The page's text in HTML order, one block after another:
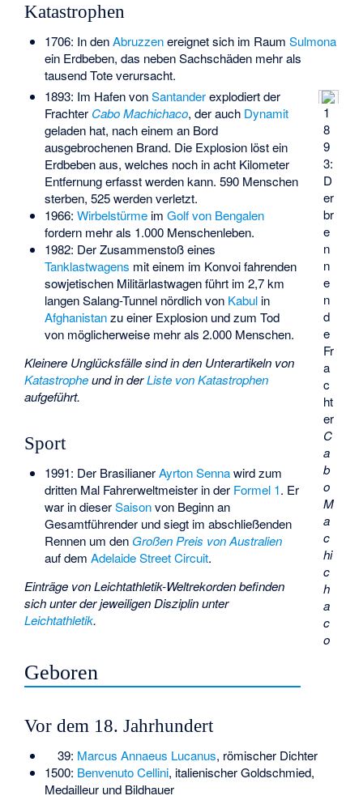
Katastrophen
1706: In denAbruzzenereignet sich im Raum Sulmona
ein Erdbeben, das neben Sachschäden mehr als
tausend Tote verursacht.
1
8
9
3:
D
er
br
e
n
n
e
n
d
e
Fr
a
c
ht
er
C
a
b
o
M
a
c
hi
c
h
a
c
o
1893: Im Hafen vonSantanderexplodiert der
Frachter Cabo Machichaco, der auch Dynamit
geladen hat, nach einem an Bord
ausgebrochenen Brand. Die Explosion löst ein
Erdbeben aus, welches noch in acht Kilometer
Entfernung erfasst werden kann. 590 Menschen
sterben, 525 werden verletzt.
1966: Wirbelstürmeim Golf von Bengalen
fordern mehr als 1.000 Menschenleben.
1982: Der Zusammenstoß eines
Tanklastwagens mit einem im Konvoi fahrenden
sowjetischen Militärlastwagen führt im 2,7 km
langenSalang-Tunnelnördlich von Kabulin
Afghanistanzu einer Explosion und zum Tod
von möglicherweise mehr als 2.000 Menschen.
Kleinere Unglücksfälle sind in den Unterartikeln von
Katastropheund in derListe von Katastrophen
aufgeführt.
Sport
1991: Der BrasilianerAyrton Sennawird zum
dritten Mal Fahrerweltmeister in der Formel 1. Er
war in dieserSaisonvon Beginn an
Gesamtführender und siegt im abschließenden
Rennen um den Großen Preis von Australien
auf dem Adelaide Street Circuit.
Einträge von Leichtathletik-Weltrekorden befinden
sich unter der jeweiligen Disziplin unter
Leichtathletik.
Geboren
Vor dem 18. Jahrhundert
39: Marcus Annaeus Lucanus, römischer Dichter
1500: Benvenuto Cellini, italienischer Goldschmied,
Medailleur und Bildhauer